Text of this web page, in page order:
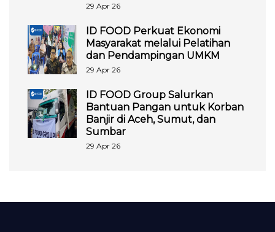
29 Apr 26
ID FOOD Perkuat Ekonomi
Masyarakat melalui Pelatihan
dan Pendampingan UMKM
29 Apr 26
ID FOOD Group Salurkan
Bantuan Pangan untuk Korban
Banjir di Aceh, Sumut, dan
Sumbar
29 Apr 26